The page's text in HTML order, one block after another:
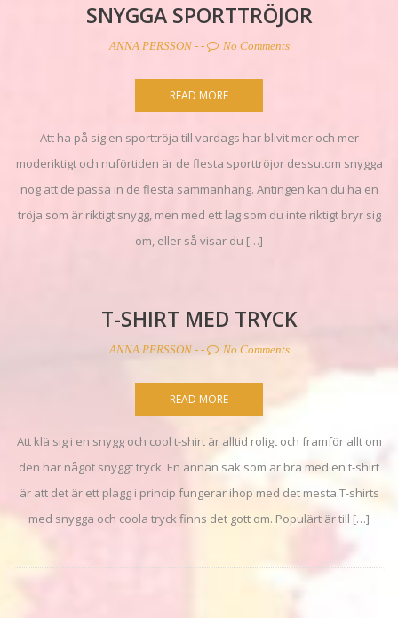
SNYGGA SPORTTRÖJOR
ANNA PERSSON- - No Comments
READ MORE
Att ha på sig en sporttröja till vardags har blivit mer och mer
moderiktigt och nuförtiden är de flesta sporttröjor dessutom snygga
nog att de passa in de flesta sammanhang. Antingen kan du ha en
tröja som är riktigt snygg, men med ett lag som du inte riktigt bryr sig
om, eller så visar du […]
T-SHIRT MED TRYCK
ANNA PERSSON- - No Comments
READ MORE
Att klä sig i en snygg och cool t-shirt är alltid roligt och framför allt om
den har något snyggt tryck. En annan sak som är bra med en t-shirt
är att det är ett plagg i princip fungerar ihop med det mesta.T-shirts
med snygga och coola tryck finns det gott om. Populärt är till […]